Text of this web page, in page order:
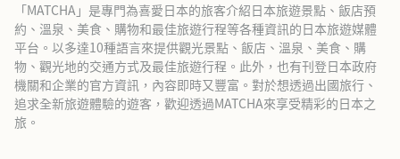
「MATCHA」是專門為喜愛日本的旅客介紹日本旅遊景點、飯店預
約、溫泉、美食、購物和最佳旅遊行程等各種資訊的日本旅遊媒體
平台。以多達10種語言來提供觀光景點、飯店、溫泉、美食、購
物、觀光地的交通方式及最佳旅遊行程。此外，也有刊登日本政府
機關和企業的官方資訊，內容即時又豐富。對於想透過出國旅行、
追求全新旅遊體驗的遊客，歡迎透過MATCHA來享受精彩的日本之
旅。